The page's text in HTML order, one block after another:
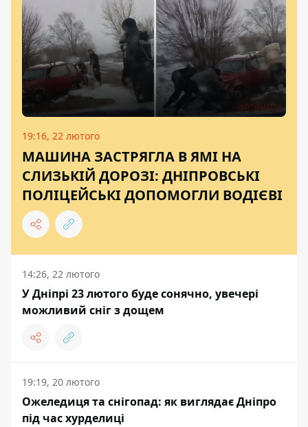
19:16, 22 лютого
МАШИНА ЗАСТРЯГЛА В ЯМІ НА
СЛИЗЬКІЙ ДОРОЗІ: ДНІПРОВСЬКІ
ПОЛІЦЕЙСЬКІ ДОПОМОГЛИ ВОДІЄВІ
14:26, 22 лютого
У Дніпрі 23 лютого буде сонячно, увечері
можливий сніг з дощем
19:19, 20 лютого
Ожеледиця та снігопад: як виглядає Дніпро
під час хурделиці